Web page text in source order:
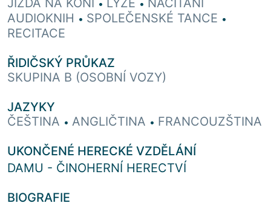
JÍZDA NA KONI • LYŽE • NAČÍTÁNÍ
AUDIOKNIH • SPOLEČENSKÉ TANCE •
RECITACE
ŘIDIČSKÝ PRŮKAZ
SKUPINA B (OSOBNÍ VOZY)
JAZYKY
ČEŠTINA • ANGLIČTINA • FRANCOUZŠTINA
UKONČENÉ HERECKÉ VZDĚLÁNÍ
DAMU - ČINOHERNÍ HERECTVÍ
BIOGRAFIE